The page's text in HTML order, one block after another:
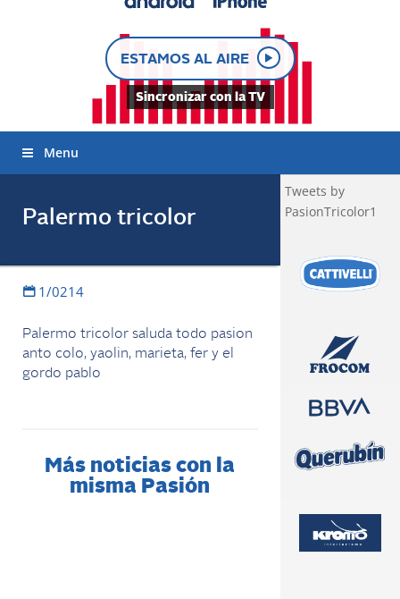
ESTAMOS AL AIRE
Sincronizar con la TV
Menu
Palermo tricolor
1/0214
Palermo tricolor saluda todo pasion
anto colo, yaolin, marieta, fer y el
gordo pablo
Más noticias con la
misma Pasión
Tweets by
PasionTricolor1